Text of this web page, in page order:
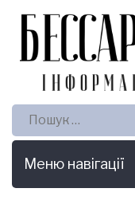
Пошук:
Меню навігації